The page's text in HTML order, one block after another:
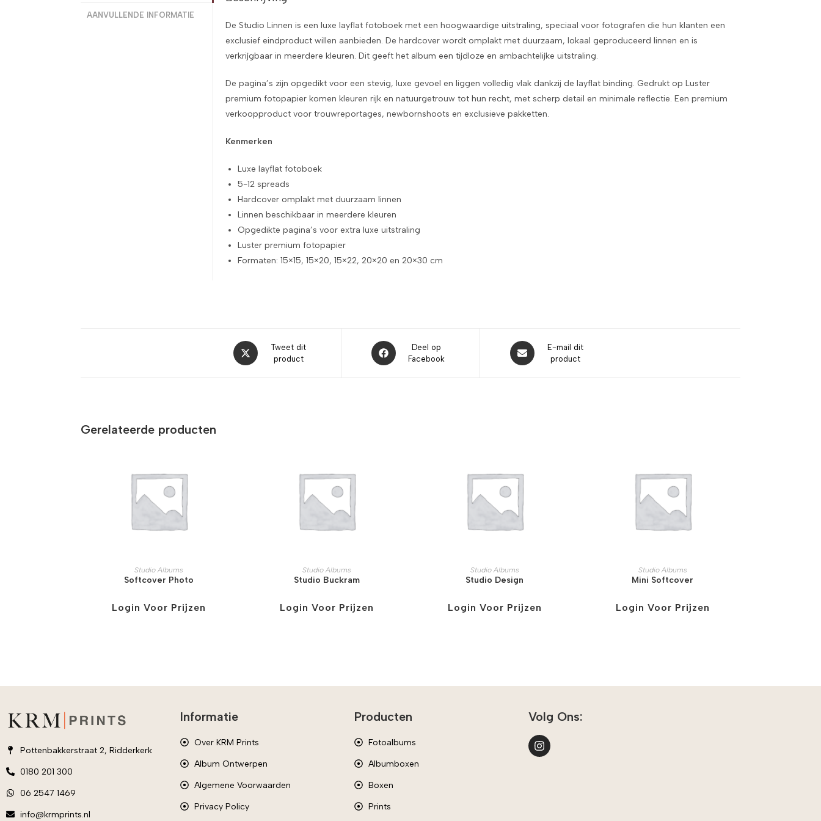
AANVULLENDE INFORMATIE
De Studio Linnen is een luxe layflat fotoboek met een hoogwaardige uitstraling, speciaal voor fotografen die hun klanten een
exclusief eindproduct willen aanbieden. De hardcover wordt omplakt met duurzaam, lokaal geproduceerd linnen en is
verkrijgbaar in meerdere kleuren. Dit geeft het album een tijdloze en ambachtelijke uitstraling.
De pagina’s zijn opgedikt voor een stevig, luxe gevoel en liggen volledig vlak dankzij de layflat binding. Gedrukt op Luster
premium fotopapier komen kleuren rijk en natuurgetrouw tot hun recht, met scherp detail en minimale reflectie. Een premium
verkoopproduct voor trouwreportages, newbornshoots en exclusieve pakketten.
Kenmerken
Luxe layflat fotoboek
5-12 spreads
Hardcover omplakt met duurzaam linnen
Linnen beschikbaar in meerdere kleuren
Opgedikte pagina’s voor extra luxe uitstraling
Luster premium fotopapier
Formaten: 15×15, 15×20, 15×22, 20×20 en 20×30 cm
Tweet dit
product
Deel op
Facebook
E-mail dit
product
Gerelateerde producten
Studio Albums
Softcover Photo
Login Voor Prijzen
Studio Albums
Studio Buckram
Login Voor Prijzen
Studio Albums
Studio Design
Login Voor Prijzen
Studio Albums
Mini Softcover
Login Voor Prijzen
Pottenbakkerstraat 2, Ridderkerk
0180 201 300
06 2547 1469
info@krmprints.nl
Informatie
Over KRM Prints
Album Ontwerpen
Algemene Voorwaarden
Privacy Policy
Producten
Fotoalbums
Albumboxen
Boxen
Prints
Volg Ons: